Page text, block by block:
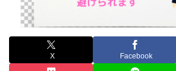
X Facebook